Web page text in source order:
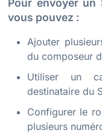
Pour envoyer un
vous pouvez :
Ajouter
du composeur
Utiliser un
destinataire du
Configurer le
plusieurs